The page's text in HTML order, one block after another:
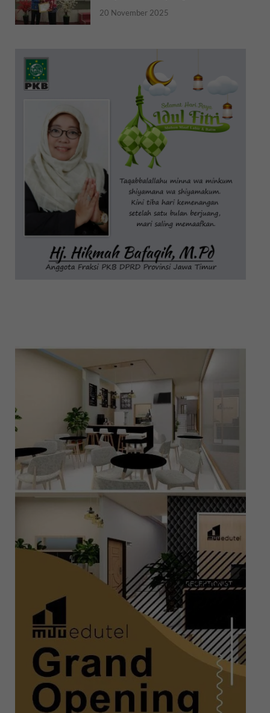
20 November 2025